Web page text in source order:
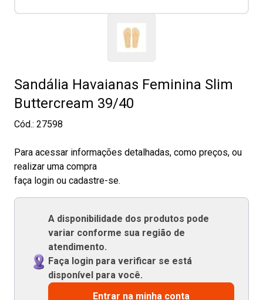
Sandália Havaianas Feminina Slim
Buttercream 39/40
Cód.: 27598
Para acessar informações detalhadas, como preços, ou
realizar uma compra
faça login ou cadastre-se.
A disponibilidade dos produtos pode
variar conforme sua região de
atendimento.
Faça login para verificar se está
disponível para você.
Entrar na minha conta